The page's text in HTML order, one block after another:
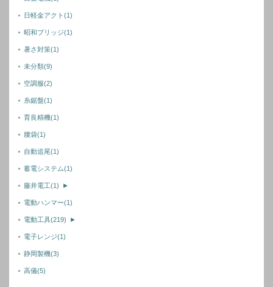
日軽金アクト(1)
昭和ブリッジ(1)
暑さ対策(1)
未分類(9)
空調服(2)
糸鋸盤(1)
育良精機(1)
腰袋(1)
自動追尾(1)
蓄電システム(1)
藤井電工(1) ►
電動ハンマー(1)
電動工具(219) ►
電子レンジ(1)
静岡製機(3)
高儀(5)